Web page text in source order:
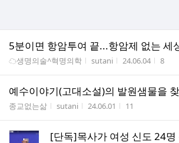
5분이면 항암투여 끝...항암제 없는 세
게시판명
☁생명의술^혁명의학 작성자
sutani 작성시간
24.06.04 조회수
8
예수이야기(고대소설)의 발원샘물을
게시판명
종교없는삶 작성자
sutani 작성시간
24.06.01 조회수
11
[단독]목사가 여성 신도 24명